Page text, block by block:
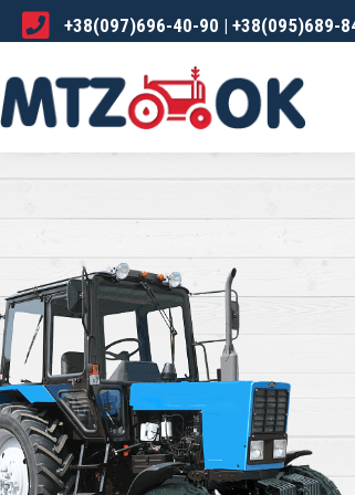
+38(097)696-40-90 | +38(095)689-
ГОЛОВНА КАТАЛОГ